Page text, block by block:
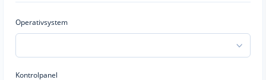
Operativsystem
Kontrolpanel